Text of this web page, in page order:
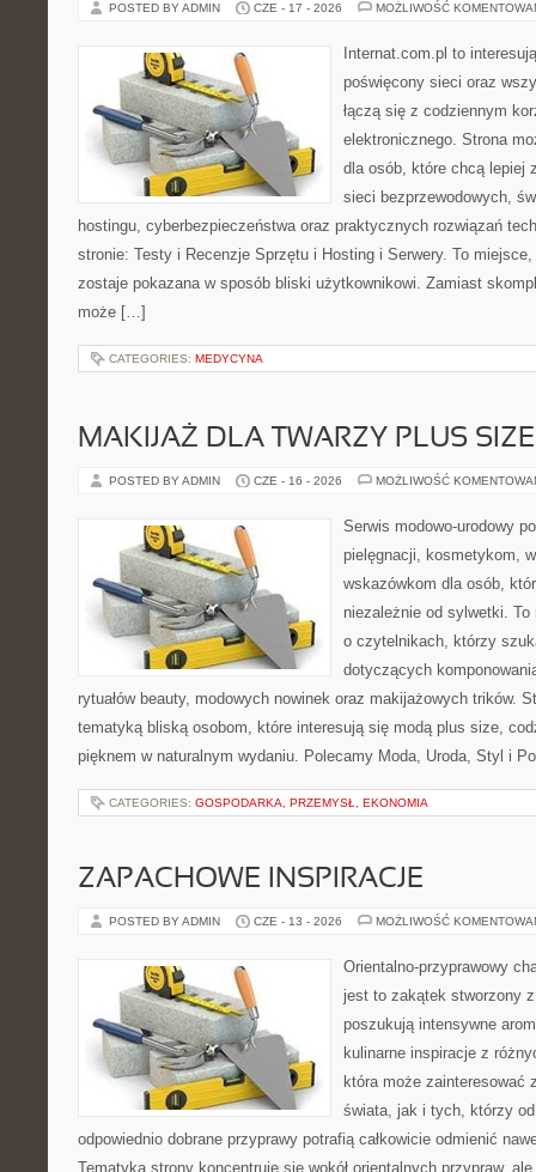
POSTED BY ADMIN CZE - 17 - 2026 MOŻLIWOŚĆ
Internat.com.pl to
poświęcony sieci oraz
łączą się z codziennym
elektronicznego. Strona
dla osób, które chcą lepiej
sieci bezprzewodowych,
hostingu, cyberbezpieczeństwa oraz praktycznych rozwiązań
stronie: Testy i Recenzje Sprzętu i Hosting i Serwery. To
zostaje pokazana w sposób bliski użytkownikowi. Zamiast
może […]
CATEGORIES: MEDYCYNA
MAKIJAŻ DLA TWARZY PLUS SIZE
POSTED BY ADMIN CZE - 16 - 2026 MOŻLIWOŚĆ
Serwis modowo-urodowy
pielęgnacji, kosmetykom,
wskazówkom dla osób,
niezależnie od sylwetki.
o czytelnikach, którzy
dotyczących
rytuałów beauty, modowych nowinek oraz makijażowych trików.
tematyką bliską osobom, które interesują się modą plus size,
pięknem w naturalnym wydaniu. Polecamy Moda, Uroda, Styl i
CATEGORIES: GOSPODARKA, PRZEMYSŁ, EKONOMIA
ZAPACHOWE INSPIRACJE
POSTED BY ADMIN CZE - 13 - 2026 MOŻLIWOŚĆ
Orientalno-przyprawowy
jest to zakątek stworzony
poszukują intensywne
kulinarne inspiracje z
która może zainteresować
świata, jak i tych, którzy
odpowiednio dobrane przyprawy potrafią całkowicie odmienić
Tematyka strony koncentruje się wokół orientalnych przypraw,